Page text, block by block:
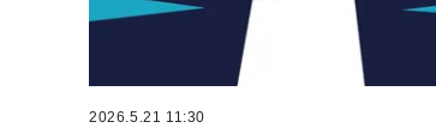
2026.5.21 11:30